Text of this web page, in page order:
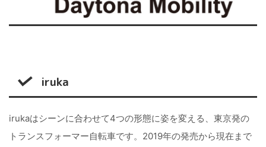
iruka
irukaはシーンに合わせて4つの形態に姿を変える、東京発の
トランスフォーマー自転車です。2019年の発売から現在まで